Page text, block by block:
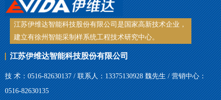
工具、人…
容有哪些…
落、铜板…
江苏伊维达智能科技股份有限公司是国家高新技术企业，
建立有徐州智能采制样系统工程技术研究中心。
江苏伊维达智能科技股份有限公司
技 术：0516-82630137 / 联系人：13375130928 魏先生 / 营销中心：
0516-82630135